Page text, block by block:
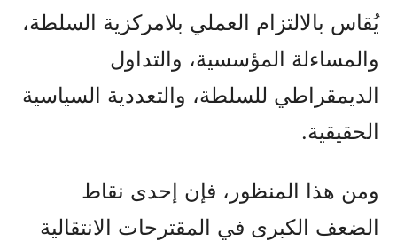
يُقاس بالالتزام العملي بلامركزية السلطة،
والمساءلة المؤسسية، والتداول
الديمقراطي للسلطة، والتعددية السياسية
الحقيقية.
ومن هذا المنظور، فإن إحدى نقاط
الضعف الكبرى في المقترحات الانتقالية